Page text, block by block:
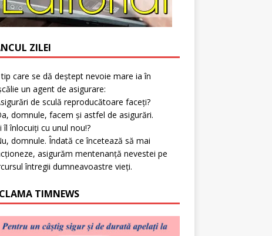
ZILEI
care se dă deștept nevoie mare ia în
un agent de asigurare:
de sculă reproducătoare faceți?
domnule, facem și astfel de asigurări.
îl înlocuiți cu unul nou!?
domnule. Îndată ce încetează să mai
asigurăm mentenanță nevestei pe
întregii dumneavoastre vieți.
TIMNEWS